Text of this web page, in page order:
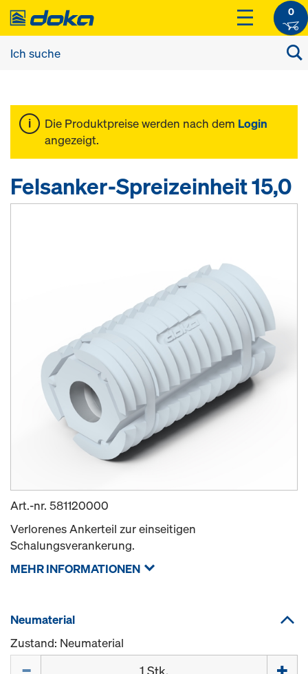
0
Die Produktpreise werden nach dem Login
angezeigt.
Felsanker-Spreizeinheit 15,0
Art.-nr. 581120000
Verlorenes Ankerteil zur einseitigen
Schalungsverankerung.
MEHR INFORMATIONEN
Neumaterial
Zustand: Neumaterial